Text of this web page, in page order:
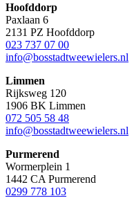
Hoofddorp
Paxlaan 6
2131 PZ Hoofddorp
023 737 07 00
info@bosstadtweewielers.nl
Limmen
Rijksweg 120
1906 BK Limmen
072 505 58 48
info@bosstadtweewielers.nl
Purmerend
Wormerplein 1
1442 CA Purmerend
0299 778 103